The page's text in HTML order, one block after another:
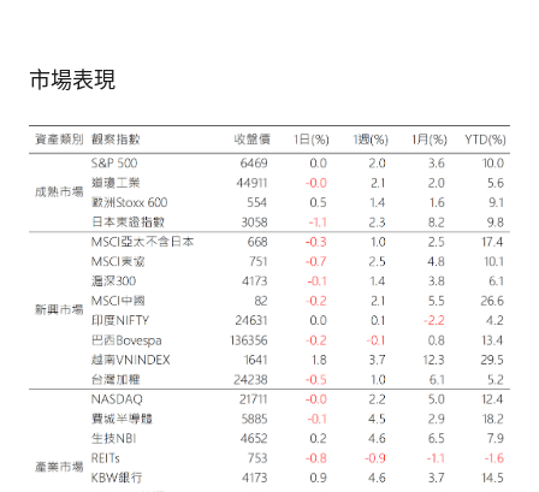
市場表現